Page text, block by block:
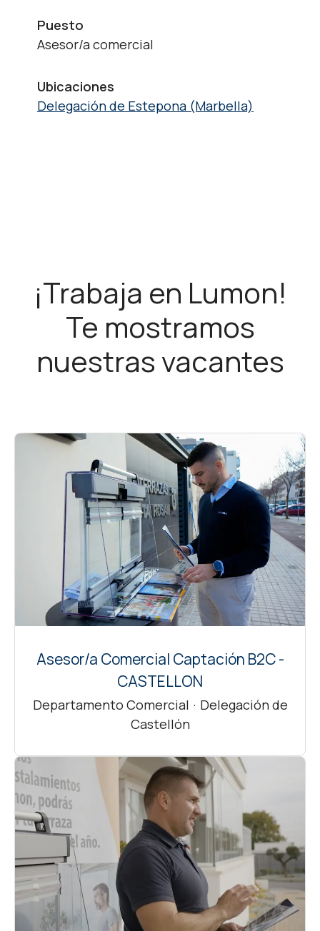
Puesto
Asesor/a comercial
Ubicaciones
Delegación de Estepona (Marbella)
¡Trabaja en Lumon!
Te mostramos
nuestras vacantes
Asesor/a Comercial Captación B2C -
CASTELLON
Departamento Comercial · Delegación de
Castellón